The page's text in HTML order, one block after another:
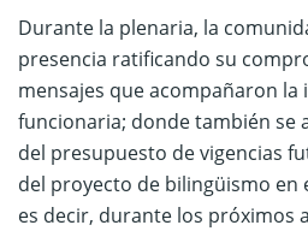
Durante la plenaria, la
presencia ratificando su
mensajes que acompañaron la
funcionaria; donde también se
del presupuesto de vigencias
del proyecto de bilingüismo en
es decir, durante los próximos